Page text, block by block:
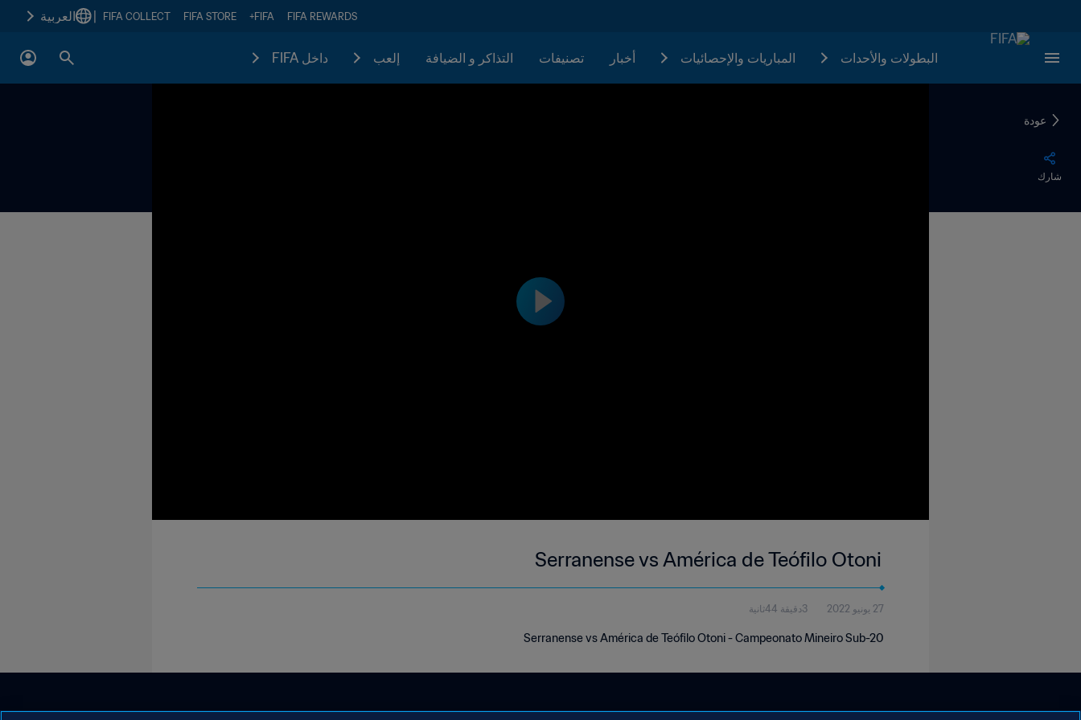
FIFA REWARDS
FIFA+
FIFA STORE
FIFA COLLECT العربية
البطولات والأحدات المباريات والإحصائيات أخبار تصنيفات التذاكر و الضيافة إلعب داخل FIFA
عودة
شارك
Serranense vs América de Teófilo Otoni
27 يونيو 2022 3دقيقة 44ثانية
Serranense vs América de Teófilo Otoni - Campeonato Mineiro Sub-20